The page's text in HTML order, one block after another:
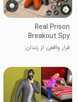
Real Prison
Breakout Spy
Games
فرار واقعی از زندان: